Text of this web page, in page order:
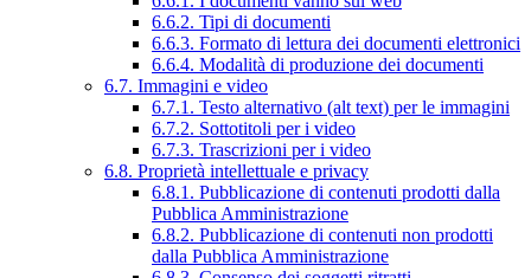
6.6.2. Tipi di documenti
6.6.3. Formato di lettura dei documenti elettronici
6.6.4. Modalità di produzione dei documenti
6.7. Immagini e video
6.7.1. Testo alternativo (alt text) per le immagini
6.7.2. Sottotitoli per i video
6.7.3. Trascrizioni per i video
6.8. Proprietà intellettuale e privacy
6.8.1. Pubblicazione di contenuti prodotti dalla
Pubblica Amministrazione
6.8.2. Pubblicazione di contenuti non prodotti
dalla Pubblica Amministrazione